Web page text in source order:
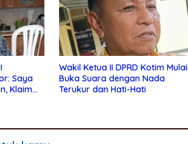
Saya
Klaim
Wakil Ketua II DPRD Kotim Mulai
Buka Suara dengan Nada
Terukur dan Hati-Hati